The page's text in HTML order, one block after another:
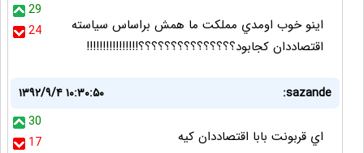
29
24
اينو خوب اومدي مملكت ما همش براساس سياسته
اقتصاددان كجابود؟؟؟؟؟؟؟؟؟؟؟؟؟؟؟!!!!!!!!!!!!!!!!
sazande:
۱۳۹۲/۹/۴ ۱۰:۳۰:۵۰
30
17
اي قربونت بابا اقتصاددان كيه